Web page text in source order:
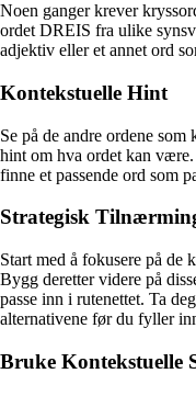
Noen ganger krever
ordet DREIS fra ulike
adjektiv eller et annet ord
Kontekstuelle Hint
Se på de andre ordene
hint om hva ordet kan
finne et passende ord som
Strategisk
Start med å fokusere på de
Bygg deretter videre på
passe inn i rutenettet. Ta
alternativene før du fyller
Bruke Kontekstuelle